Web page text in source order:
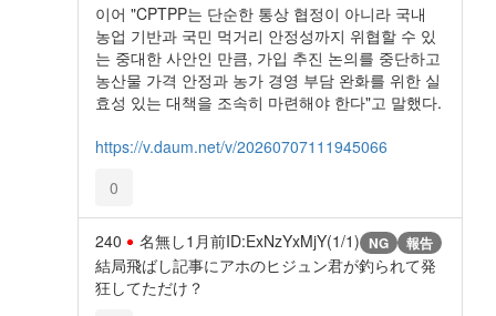
이어 "CPTPP는 단순한 통상 협정이 아니라 국내
농업 기반과 국민 먹거리 안정성까지 위협할 수 있
는 중대한 사안인 만큼, 가입 추진 논의를 중단하고
농산물 가격 안정과 농가 경영 부담 완화를 위한 실
효성 있는 대책을 조속히 마련해야 한다"고 말했다.
https://v.daum.net/v/20260707111945066
0
240 名無し1月前ID:ExNzYxMjY(1/1) NG 報告
結局飛ばし記事にアホのヒジュン君が釣られて発
狂してただけ？